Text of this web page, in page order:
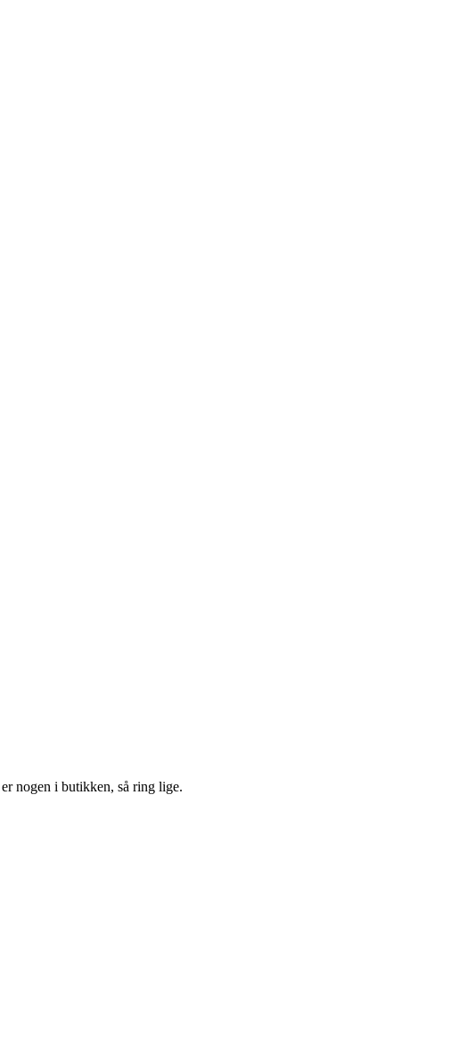
nogen i butikken, så ring lige.